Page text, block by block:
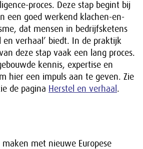
proces. Deze stap begint bij
een goed werkend klachen-en-
dat mensen in bedrijfsketens
en verhaal’ biedt. In de praktijk
deze stap vaak een lang proces.
kennis, expertise en
hier een impuls aan te geven. Zie
de pagina Herstel en verhaal .
met nieuwe Europese